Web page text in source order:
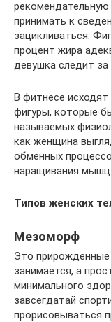
принимать к
зацикливаться.
процент жира
девушка следит за
В фитнесе исходят
фигуры, которые
называемых
как женщина
обменных
наращивания мышц.
Типов женских
Мезоморф
Это прирожденные
занимается, а
минимального
завсегдатай
прорисовываться